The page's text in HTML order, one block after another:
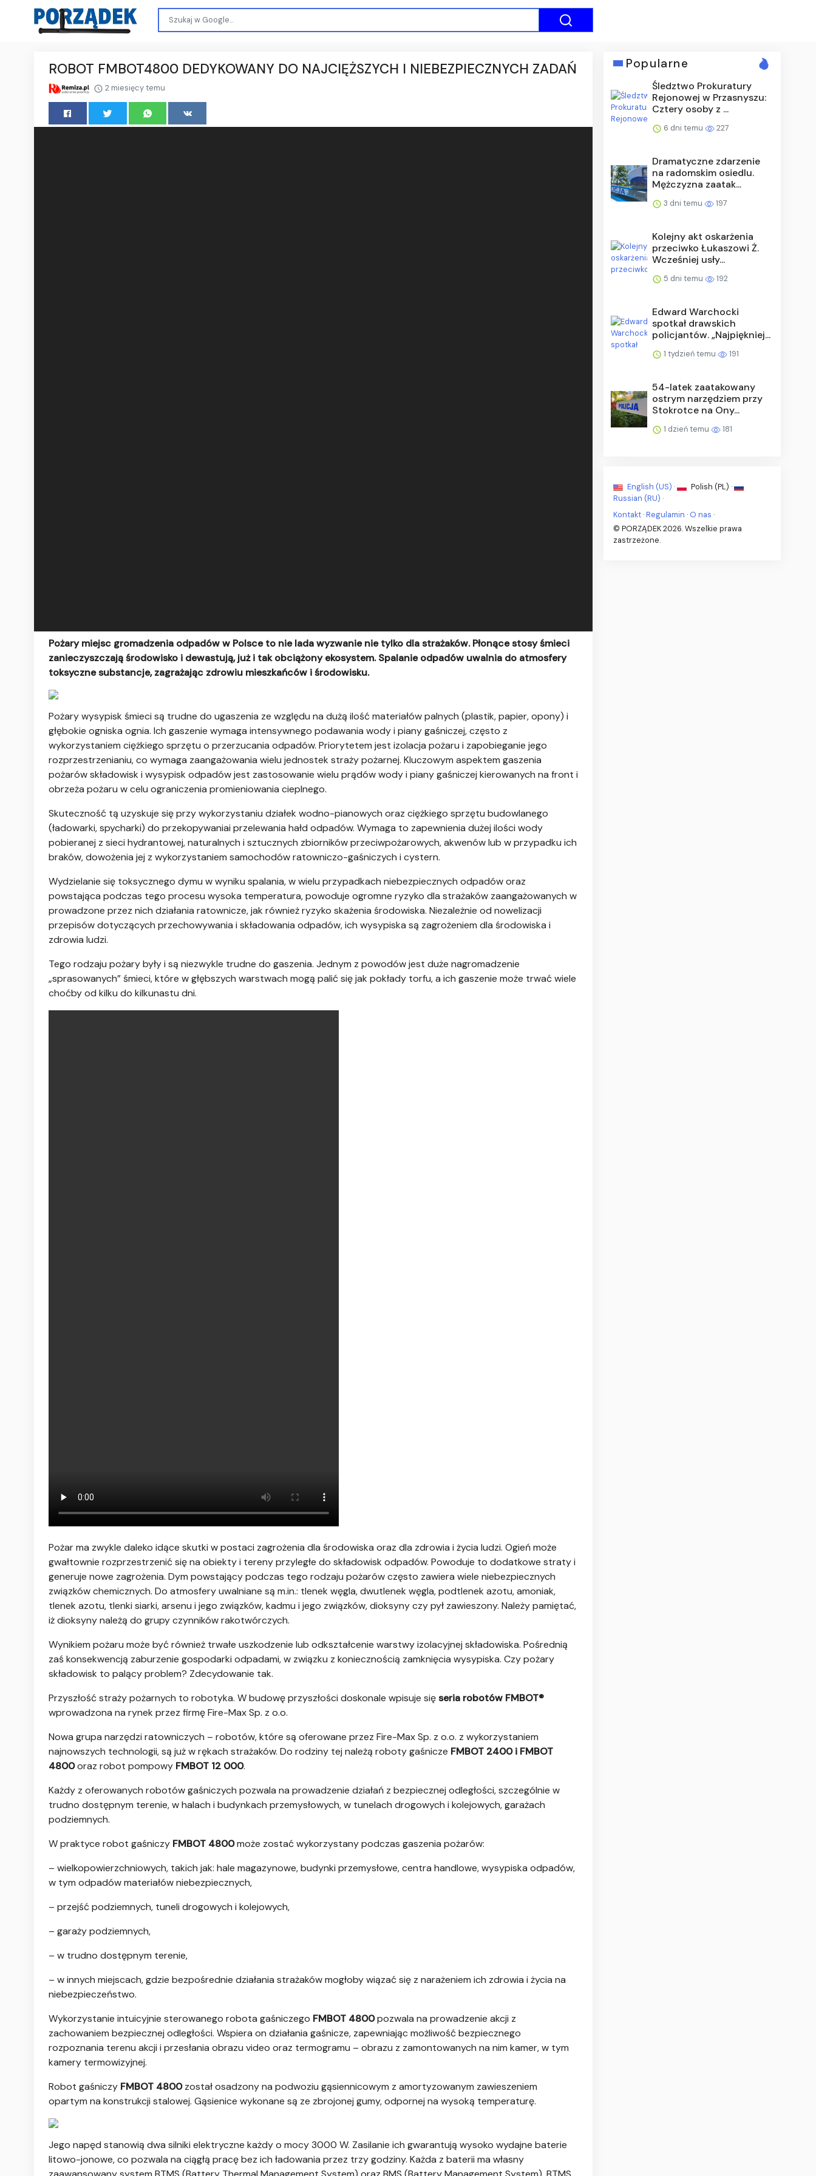
ROBOT FMBOT4800 DEDYKOWANY DO NAJCIĘŻSZYCH I NIEBEZPIECZNYCH ZADAŃ
2 miesięcy temu
Pożary miejsc gromadzenia odpadów w Polsce to nie lada wyzwanie nie tylko dla strażaków. Płonące stosy śmieci
zanieczyszczają środowisko i dewastują, już i tak obciążony ekosystem. Spalanie odpadów uwalnia do atmosfery
toksyczne substancje, zagrażając zdrowiu mieszkańców i środowisku.
Pożary wysypisk śmieci są trudne do ugaszenia ze względu na dużą ilość materiałów palnych (plastik, papier, opony) i
głębokie ogniska ognia. Ich gaszenie wymaga intensywnego podawania wody i piany gaśniczej, często z
wykorzystaniem ciężkiego sprzętu o przerzucania odpadów. Priorytetem jest izolacja pożaru i zapobieganie jego
rozprzestrzenianiu, co wymaga zaangażowania wielu jednostek straży pożarnej. Kluczowym aspektem gaszenia
pożarów składowisk i wysypisk odpadów jest zastosowanie wielu prądów wody i piany gaśniczej kierowanych na front i
obrzeża pożaru w celu ograniczenia promieniowania cieplnego.
Skuteczność tą uzyskuje się przy wykorzystaniu działek wodno-pianowych oraz ciężkiego sprzętu budowlanego
(ładowarki, spycharki) do przekopywaniai przelewania hałd odpadów. Wymaga to zapewnienia dużej ilości wody
pobieranej z sieci hydrantowej, naturalnych i sztucznych zbiorników przeciwpożarowych, akwenów lub w przypadku ich
braków, dowożenia jej z wykorzystaniem samochodów ratowniczo-gaśniczych i cystern.
Wydzielanie się toksycznego dymu w wyniku spalania, w wielu przypadkach niebezpiecznych odpadów oraz
powstająca podczas tego procesu wysoka temperatura, powoduje ogromne ryzyko dla strażaków zaangażowanych w
prowadzone przez nich działania ratownicze, jak również ryzyko skażenia środowiska. Niezależnie od nowelizacji
przepisów dotyczących przechowywania i składowania odpadów, ich wysypiska są zagrożeniem dla środowiska i
zdrowia ludzi.
Tego rodzaju pożary były i są niezwykle trudne do gaszenia. Jednym z powodów jest duże nagromadzenie
„sprasowanych” śmieci, które w głębszych warstwach mogą palić się jak pokłady torfu, a ich gaszenie może trwać wiele
choćby od kilku do kilkunastu dni.
Pożar ma zwykle daleko idące skutki w postaci zagrożenia dla środowiska oraz dla zdrowia i życia ludzi. Ogień może
gwałtownie rozprzestrzenić się na obiekty i tereny przyległe do składowisk odpadów. Powoduje to dodatkowe straty i
generuje nowe zagrożenia. Dym powstający podczas tego rodzaju pożarów często zawiera wiele niebezpiecznych
związków chemicznych. Do atmosfery uwalniane są m.in.: tlenek węgla, dwutlenek węgla, podtlenek azotu, amoniak,
tlenek azotu, tlenki siarki, arsenu i jego związków, kadmu i jego związków, dioksyny czy pył zawieszony. Należy pamiętać,
iż dioksyny należą do grupy czynników rakotwórczych.
Wynikiem pożaru może być również trwałe uszkodzenie lub odkształcenie warstwy izolacyjnej składowiska. Pośrednią
zaś konsekwencją zaburzenie gospodarki odpadami, w związku z koniecznością zamknięcia wysypiska. Czy pożary
składowisk to palący problem? Zdecydowanie tak.
Przyszłość straży pożarnych to robotyka. W budowę przyszłości doskonale wpisuje sięseria robotów FMBOT®
wprowadzona na rynek przez firmę Fire-Max Sp. z o.o.
Nowa grupa narzędzi ratowniczych – robotów, które są oferowane przez Fire-Max Sp. z o.o. z wykorzystaniem
najnowszych technologii, są już w rękach strażaków. Do rodziny tej należą roboty gaśnicze FMBOT 2400 i FMBOT
4800oraz robot pompowy FMBOT 12 000.
Każdy z oferowanych robotów gaśniczych pozwala na prowadzenie działań z bezpiecznej odległości, szczególnie w
trudno dostępnym terenie, w halach i budynkach przemysłowych, w tunelach drogowych i kolejowych, garażach
podziemnych.
W praktyce robot gaśniczy FMBOT 4800może zostać wykorzystany podczas gaszenia pożarów:
– wielkopowierzchniowych, takich jak: hale magazynowe, budynki przemysłowe, centra handlowe, wysypiska odpadów,
w tym odpadów materiałów niebezpiecznych,
– przejść podziemnych, tuneli drogowych i kolejowych,
– garaży podziemnych,
– w trudno dostępnym terenie,
– w innych miejscach, gdzie bezpośrednie działania strażaków mogłoby wiązać się z narażeniem ich zdrowia i życia na
niebezpieczeństwo.
Wykorzystanie intuicyjnie sterowanego robota gaśniczego FMBOT 4800pozwala na prowadzenie akcji z
zachowaniem bezpiecznej odległości. Wspiera on działania gaśnicze, zapewniając możliwość bezpiecznego
rozpoznania terenu akcji i przesłania obrazu video oraz termogramu – obrazu z zamontowanych na nim kamer, w tym
kamery termowizyjnej.
Robot gaśniczy FMBOT 4800został osadzony na podwoziu gąsiennicowym z amortyzowanym zawieszeniem
opartym na konstrukcji stalowej. Gąsienice wykonane są ze zbrojonej gumy, odpornej na wysoką temperaturę.
Jego napęd stanowią dwa silniki elektryczne każdy o mocy 3000 W. Zasilanie ich gwarantują wysoko wydajne baterie
litowo-jonowe, co pozwala na ciągłą pracę bez ich ładowania przez trzy godziny. Każda z baterii ma własny
Popularne
Śledztwo Prokuratury
Rejonowej w Przasnyszu:
Cztery osoby z ...
6 dni temu 227
Dramatyczne zdarzenie
na radomskim osiedlu.
Mężczyzna zaatak...
3 dni temu 197
Kolejny akt oskarżenia
przeciwko Łukaszowi Ż.
Wcześniej usły...
5 dni temu 192
Edward Warchocki
spotkał drawskich
policjantów. „Najpiękniej...
1 tydzień temu 191
54-latek zaatakowany
ostrym narzędziem przy
Stokrotce na Ony...
1 dzień temu 181
English (US) ·
Polish (PL) ·
Russian (RU) ·
Kontakt ·Regulamin · O nas ·
© PORZĄDEK 2026. Wszelkie prawa
zastrzeżone.